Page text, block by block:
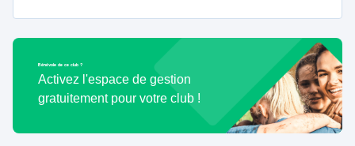
Bénévole de ce club ?
Activez l'espace de gestion
gratuitement pour votre club !